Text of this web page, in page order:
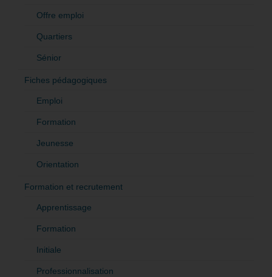
Offre emploi
Quartiers
Sénior
Fiches pédagogiques
Emploi
Formation
Jeunesse
Orientation
Formation et recrutement
Apprentissage
Formation
Initiale
Professionnalisation